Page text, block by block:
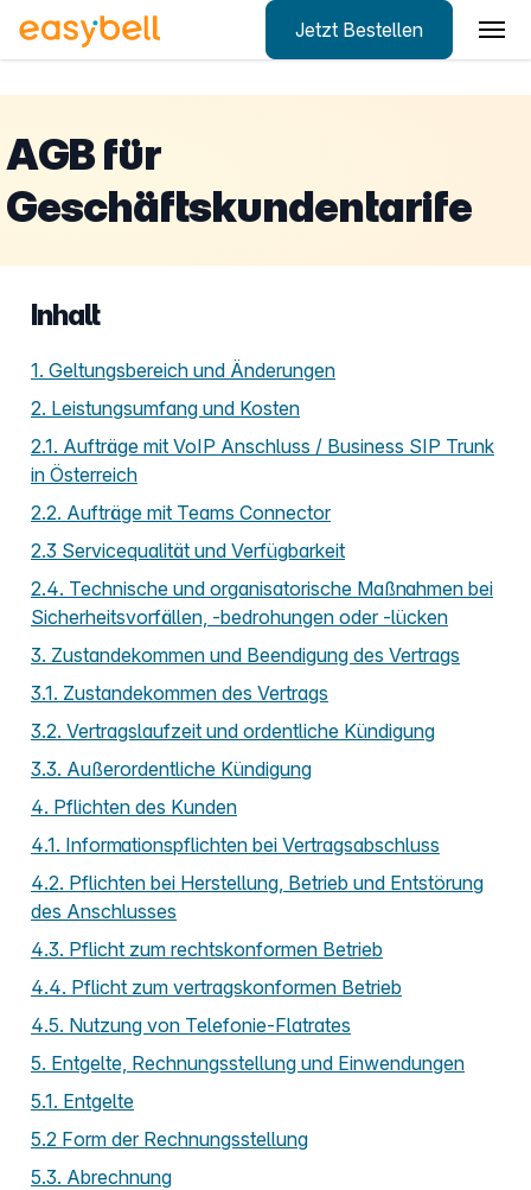
Jetzt Bestellen
AGB für
Geschäftskundentarife
Inhalt
1. Geltungsbereich und Änderungen
2. Leistungsumfang und Kosten
2.1. Aufträge mit VoIP Anschluss / Business SIP Trunk
in Österreich
2.2. Aufträge mit Teams Connector
2.3 Servicequalität und Verfügbarkeit
2.4. Technische und organisatorische Maßnahmen bei
Sicherheitsvorfällen, -bedrohungen oder -lücken
3. Zustandekommen und Beendigung des Vertrags
3.1. Zustandekommen des Vertrags
3.2. Vertragslaufzeit und ordentliche Kündigung
3.3. Außerordentliche Kündigung
4. Pflichten des Kunden
4.1. Informationspflichten bei Vertragsabschluss
4.2. Pflichten bei Herstellung, Betrieb und Entstörung
des Anschlusses
4.3. Pflicht zum rechtskonformen Betrieb
4.4. Pflicht zum vertragskonformen Betrieb
4.5. Nutzung von Telefonie-Flatrates
5. Entgelte, Rechnungsstellung und Einwendungen
5.1. Entgelte
5.2 Form der Rechnungsstellung
5.3. Abrechnung